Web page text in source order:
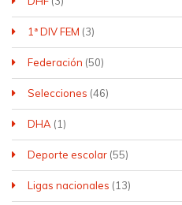
1ª DIV FEM (3)
Federación (50)
Selecciones (46)
DHA (1)
Deporte escolar (55)
Ligas nacionales (13)